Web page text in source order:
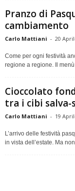
Pranzo di
cambiamento
Carlo Mattiani - 20
Come per ogni festività
regione a regione. Il
Cioccolato
tra i cibi salva-
Carlo Mattiani - 19
L’arrivo delle festività
in vista dell’estate. Ma